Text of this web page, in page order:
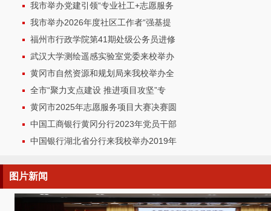
我市举办党建引领“专业社工+志愿服务
我市举办2026年度社区工作者“强基提
福州市行政学院第41期处级公务员进修
武汉大学测绘遥感实验室党委来校举办
黄冈市自然资源和规划局来我校举办全
全市“聚力支点建设 推进项目攻坚”专
黄冈市2025年志愿服务项目大赛决赛圆
中国工商银行黄冈分行2023年党员干部
中国银行湖北省分行来我校举办2019年
图片新闻